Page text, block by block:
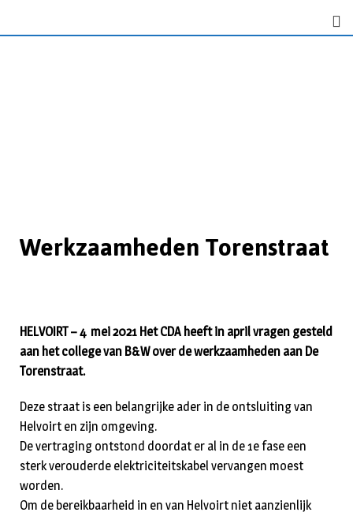
Werkzaamheden Torenstraat
HELVOIRT – 4 mei 2021 Het CDA heeft in april vragen gesteld
aan het college van B&W over de werkzaamheden aan De
Torenstraat.
Deze straat is een belangrijke ader in de ontsluiting van
Helvoirt en zijn omgeving.
De vertraging ontstond doordat er al in de 1e fase een
sterk verouderde elektriciteitskabel vervangen moest
worden.
Om de bereikbaarheid in en van Helvoirt niet aanzienlijk